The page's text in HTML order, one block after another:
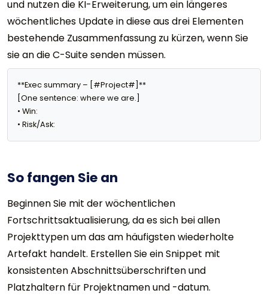
und nutzen die KI-Erweiterung, um ein längeres
wöchentliches Update in diese aus drei Elementen
bestehende Zusammenfassung zu kürzen, wenn Sie
sie an die C-Suite senden müssen.
**Exec summary – [#Project#]**
[One sentence: where we are.]
• Win:
• Risk/Ask:
So fangen Sie an
Beginnen Sie mit der wöchentlichen
Fortschrittsaktualisierung, da es sich bei allen
Projekttypen um das am häufigsten wiederholte
Artefakt handelt. Erstellen Sie ein Snippet mit
konsistenten Abschnittsüberschriften und
Platzhaltern für Projektnamen und -datum.